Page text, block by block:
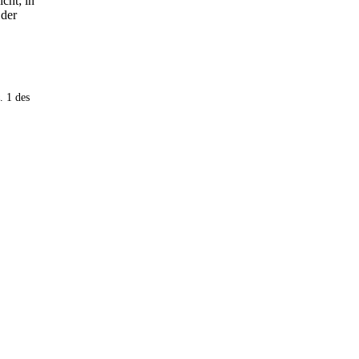
1 des